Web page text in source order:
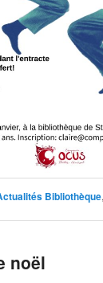
Bibliothèque
noël